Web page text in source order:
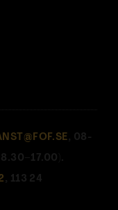
, 08-
8.30–17.00).
, 113 24